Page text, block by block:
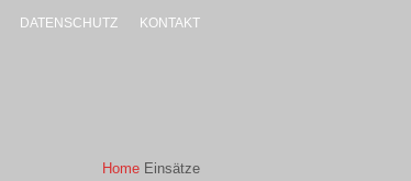
DATENSCHUTZ KONTAKT
Home Einsätze